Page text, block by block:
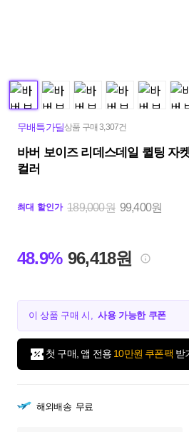
무배특가딜상품 구매 3,307건
바버 보이즈 리데스데일 퀼팅 자
컬러
최대 할인가 189,000원 99,400원
48.9% 96,418원
이 상품 구매 시,사용 가능한 쿠폰
첫 구매, 앱 전용 10만원 쿠폰팩 받
해외배송 무료